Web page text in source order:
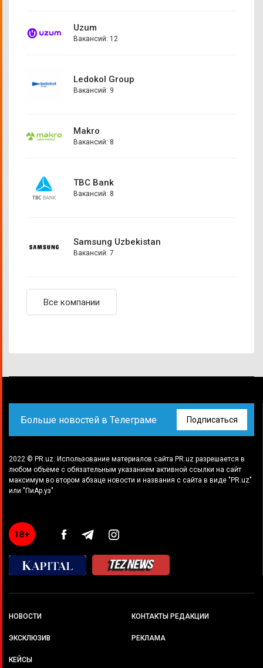
Uzum
Вакансий: 12
Ledokol Group
Вакансий: 9
Makro
Вакансий: 8
TBC Bank
Вакансий: 8
Samsung Uzbekistan
Вакансий: 7
Все компании
Больше новостей в Телеграме Подписаться
2022 © PR.uz. Использование материалов сайта PR.uz разрешается в
любом объеме с обязательным указанием активной ссылки на сайт
максимум во втором абзаце новости и названия с сайта в виде "PR.uz"
или "ПиАр.уз"
НОВОСТИ
ЭКСКЛЮЗИВ
КЕЙСЫ
КОНТАКТЫ РЕДАКЦИИ
РЕКЛАМА